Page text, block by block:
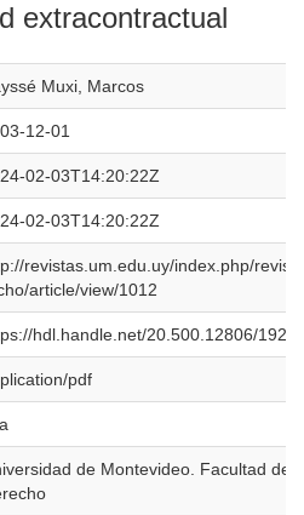
extracontractual
Muxi, Marcos
12-01
02-03T14:20:22Z
02-03T14:20:22Z
revistas.um.edu.uy/index.php/
article/view/1012
hdl.handle.net/20.500.12806/1926
pdf
de Montevideo. Facultad de